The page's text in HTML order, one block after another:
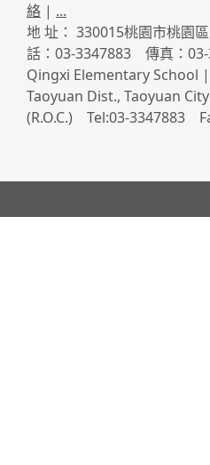
絡 | ...
地 址： 330015桃園市桃園
話：03-3347883 傳真：
Qingxi Elementary School
Taoyuan Dist., Taoyuan
(R.O.C.) Tel:03-3347883